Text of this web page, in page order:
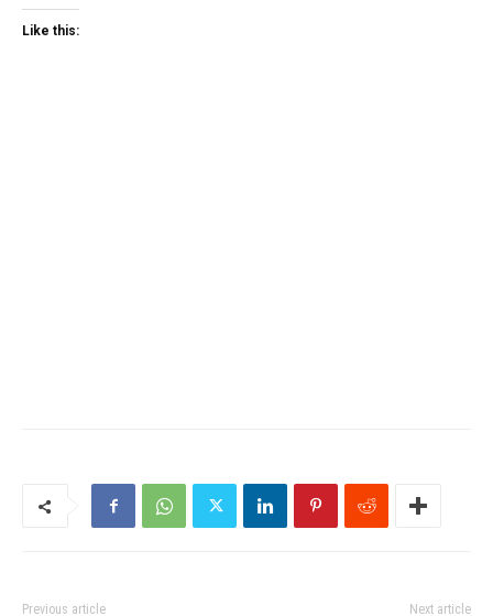
Like this:
Previous article Next article